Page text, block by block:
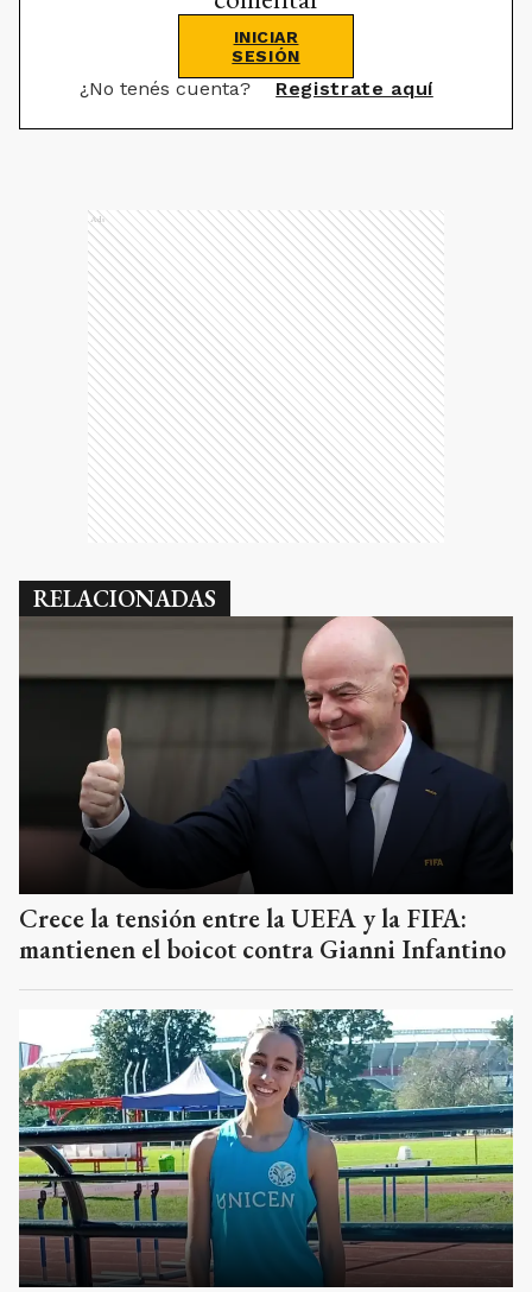
INICIAR
SESIÓN
¿No tenés cuenta? Registrate aquí
Ads
RELACIONADAS
Crece la tensión entre la UEFA y la FIFA:
mantienen el boicot contra Gianni Infantino